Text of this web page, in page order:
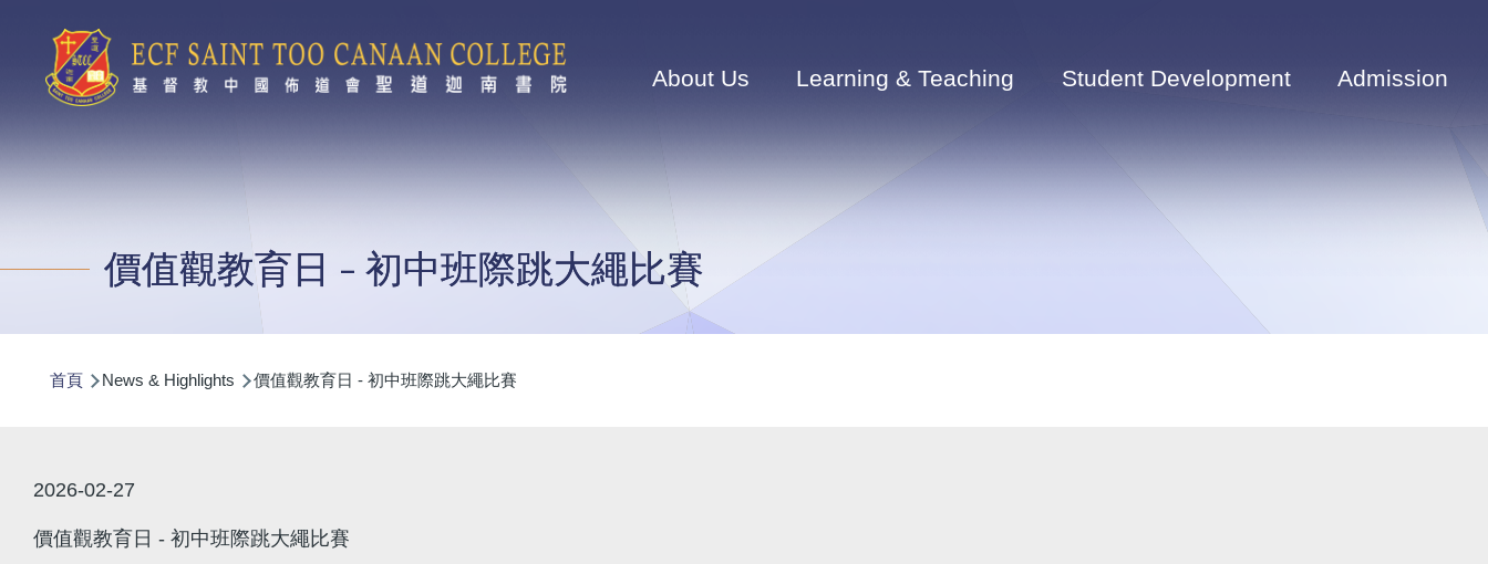
navigation
About Us Learning & Teaching Student Development Admission
價值觀教育日 - 初中班際跳大繩比賽
航
結
首頁 News & Highlights 價值觀教育日 - 初中班際跳大繩比賽
2026-02-27
價值觀教育日 - 初中班際跳大繩比賽